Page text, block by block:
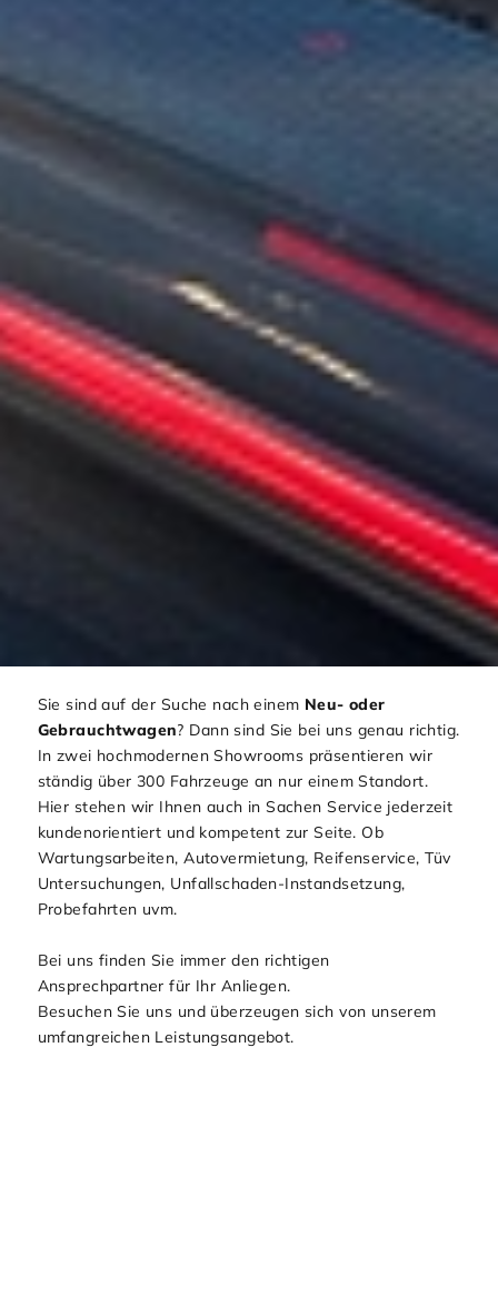
Sie sind auf der Suche nach einem Neu- oder
Gebrauchtwagen? Dann sind Sie bei uns genau richtig.
In zwei hochmodernen Showrooms präsentieren wir
ständig über 300 Fahrzeuge an nur einem Standort.
Hier stehen wir Ihnen auch in Sachen Service jederzeit
kundenorientiert und kompetent zur Seite. Ob
Wartungsarbeiten, Autovermietung, Reifenservice, Tüv
Untersuchungen, Unfallschaden-Instandsetzung,
Probefahrten uvm.
Bei uns finden Sie immer den richtigen
Ansprechpartner für Ihr Anliegen.
Besuchen Sie uns und überzeugen sich von unserem
umfangreichen Leistungsangebot.